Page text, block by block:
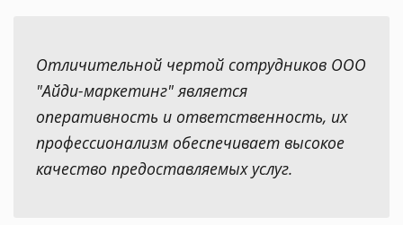
Отличительной чертой сотрудников ООО
"Айди-маркетинг" является
оперативность и ответственность, их
профессионализм обеспечивает высокое
качество предоставляемых услуг.